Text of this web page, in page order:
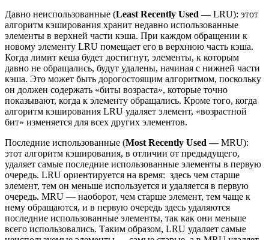
Давно неиспользованные (Least Recently Used —LRU): этот
алгоритм кэширования хранит недавно использованные
элементы в верхней части кэша. При каждом обращении к
новому элементу LRU помещает его в верхнюю часть кэша.
Когда лимит кеша будет достигнут, элементы, к которым
давно не обращались, будут удалены, начиная с нижней части
кэша. Это может быть дорогостоящим алгоритмом, поскольку
он должен содержать «биты возраста», которые точно
показывают, когда к элементу обращались. Кроме того, когда
алгоритм кэширования LRU удаляет элемент, «возрастной
бит» изменяется для всех других элементов.
Последние использованные (Most Recently Used —MRU):
этот алгоритм кэширования, в отличии от предыдущего,
удаляет самые последние использованные элементы в первую
очередь. LRU ориентируется на время: здесь чем старше
элемент, тем он меньше используется и удаляется в первую
очередь. MRU — наоборот, чем старше элемент, тем чаще к
нему обращаются, и в первую очередь здесь удаляются
последние использованные элементы, так как они меньше
всего использовались. Таким образом, LRU удаляет самые